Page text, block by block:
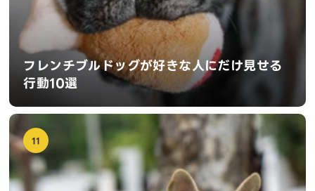
フレンチブルドッグが好きな人にだけ見せる
行動10選
11